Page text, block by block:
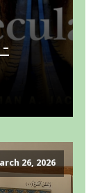
26, 2026